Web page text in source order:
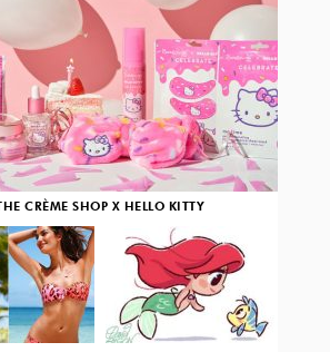
THE CRÈME SHOP X HELLO KITTY
3